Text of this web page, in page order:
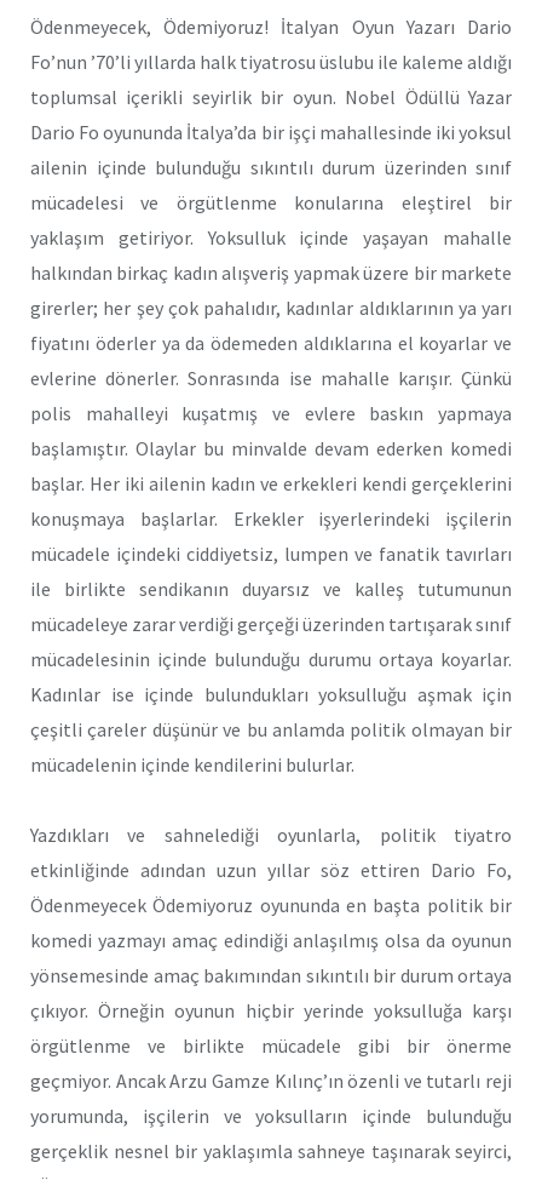
Ödenmeyecek, Ödemiyoruz! İtalyan Oyun Yazarı Dario
Fo’nun ’70’li yıllarda halk tiyatrosu üslubu ile kaleme aldığı
toplumsal içerikli seyirlik bir oyun. Nobel Ödüllü Yazar
Dario Fo oyununda İtalya’da bir işçi mahallesinde iki yoksul
ailenin içinde bulunduğu sıkıntılı durum üzerinden sınıf
mücadelesi ve örgütlenme konularına eleştirel bir
yaklaşım getiriyor. Yoksulluk içinde yaşayan mahalle
halkından birkaç kadın alışveriş yapmak üzere bir markete
girerler; her şey çok pahalıdır, kadınlar aldıklarının ya yarı
fiyatını öderler ya da ödemeden aldıklarına el koyarlar ve
evlerine dönerler. Sonrasında ise mahalle karışır. Çünkü
polis mahalleyi kuşatmış ve evlere baskın yapmaya
başlamıştır. Olaylar bu minvalde devam ederken komedi
başlar. Her iki ailenin kadın ve erkekleri kendi gerçeklerini
konuşmaya başlarlar. Erkekler işyerlerindeki işçilerin
mücadele içindeki ciddiyetsiz, lumpen ve fanatik tavırları
ile birlikte sendikanın duyarsız ve kalleş tutumunun
mücadeleye zarar verdiği gerçeği üzerinden tartışarak sınıf
mücadelesinin içinde bulunduğu durumu ortaya koyarlar.
Kadınlar ise içinde bulundukları yoksulluğu aşmak için
çeşitli çareler düşünür ve bu anlamda politik olmayan bir
mücadelenin içinde kendilerini bulurlar.
Yazdıkları ve sahnelediği oyunlarla, politik tiyatro
etkinliğinde adından uzun yıllar söz ettiren Dario Fo,
Ödenmeyecek Ödemiyoruz oyununda en başta politik bir
komedi yazmayı amaç edindiği anlaşılmış olsa da oyunun
yönsemesinde amaç bakımından sıkıntılı bir durum ortaya
çıkıyor. Örneğin oyunun hiçbir yerinde yoksulluğa karşı
örgütlenme ve birlikte mücadele gibi bir önerme
geçmiyor. Ancak Arzu Gamze Kılınç’ın özenli ve tutarlı reji
yorumunda, işçilerin ve yoksulların içinde bulunduğu
gerçeklik nesnel bir yaklaşımla sahneye taşınarak seyirci,